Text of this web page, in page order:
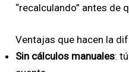
“recalculando” antes de
Ventajas que hacen la
Sin cálculos manuales: